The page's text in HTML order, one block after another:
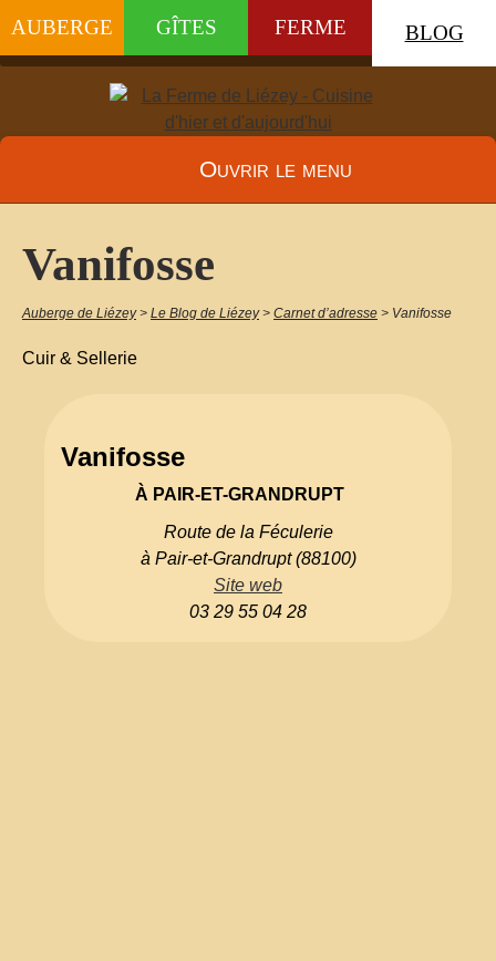
AUBERGE GÎTES FERME BLOG
Ouvrir le menu
Vanifosse
Auberge de Liézey > Le Blog de Liézey > Carnet d’adresse > Vanifosse
Cuir & Sellerie
Vanifosse
À PAIR-ET-GRANDRUPT
Route de la Féculerie
à Pair-et-Grandrupt (88100)
Site web
03 29 55 04 28